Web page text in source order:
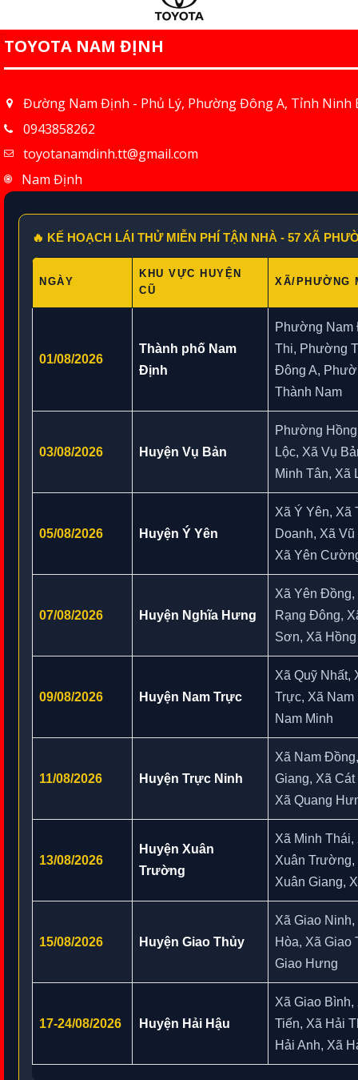
TOYOTA NAM ĐỊNH
Đường Nam Định - Phủ Lý, Phường Đông A, Tỉnh Ninh
0943858262
toyotanamdinh.tt@gmail.com
Nam Định
🔥 KẾ HOẠCH LÁI THỬ MIỄN PHÍ TẬN NHÀ - 57 XÃ
NGÀY
KHU VỰC HUYỆN
CŨ
XÃ/PHƯỜNG
01/08/2026
Thành phố Nam
Định
Phường
Thi, Phường
Đông A,
Thành Nam
03/08/2026 Huyện Vụ Bản
Phường
Lộc, Xã Vụ
Minh Tân, Xã
05/08/2026 Huyện Ý Yên
Xã Ý Yên, Xã
Doanh, Xã
Xã Yên
07/08/2026 Huyện Nghĩa Hưng
Xã Yên
Rạng Đông,
Sơn, Xã
09/08/2026 Huyện Nam Trực
Xã Quỹ Nhất,
Trực, Xã Nam
Nam Minh
11/08/2026 Huyện Trực Ninh
Xã Nam
Giang, Xã
Xã Quang
13/08/2026
Huyện Xuân
Trường
Xã Minh
Xuân Trường,
Xuân Giang,
15/08/2026 Huyện Giao Thủy
Xã Giao
Hòa, Xã Giao
Giao Hưng
17-24/08/2026 Huyện Hải Hậu
Xã Giao
Tiến, Xã Hải
Hải Anh, Xã